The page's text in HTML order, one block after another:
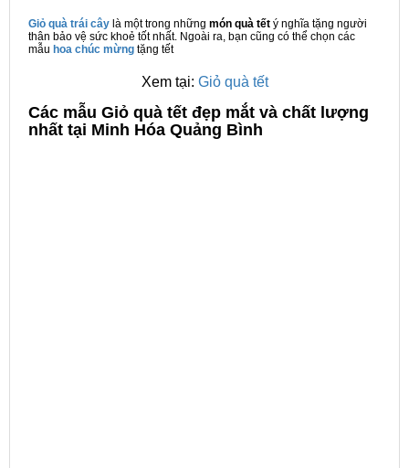
Giỏ quà trái cây là một trong những món quà tết ý nghĩa tặng người
thân bảo vệ sức khoẻ tốt nhất. Ngoài ra, bạn cũng có thể chọn các
mẫu hoa chúc mừng tặng tết
Xem tại: Giỏ quà tết
Các mẫu Giỏ quà tết đẹp mắt và chất lượng
nhất tại Minh Hóa Quảng Bình